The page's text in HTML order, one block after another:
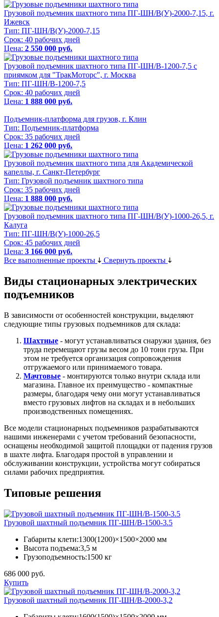
Грузовой подъемник шахтного типа ПГ-ШН/В(У)-2000-7,15, г.
Ижевск
Тип: ПГ-ШН/В(У)-2000-7,15
Срок: 40 рабочих дней
Цена: 2 550 000 руб.
Грузовой подъемник шахтного типа ПГ-ШН/В-1200-7,5 с
приямком для "ТракМоторс", г. Москва
Тип: ПГ-ШН/В-1200-7,5
Срок: 40 рабочих дней
Цена: 1 888 000 руб.
Подъемник-платформа для грузов, г. Клин
Тип: Подъемник-платформа
Срок: 35 рабочих дней
Цена: 1 262 000 руб.
Грузовой подъемник шахтного типа для Академической
капеллы, г. Санкт-Петербург
Тип: Грузовой подъемник шахтного типа
Срок: 35 рабочих дней
Цена: 1 888 000 руб.
Грузовой подъемник шахтного типа ПГ-ШН/В(У)-1000-26,5, г.
Калуга
Тип: ПГ-ШН/В(У)-1000-26,5
Срок: 45 рабочих дней
Цена: 3 166 000 руб.
Все выполненные проекты
Свернуть проекты
Виды стационарных электрических
подъемников
В зависимости от особенностей конструкции, выделяют
следующие типы грузовых подъемников для склада:
Шахтные - могут устанавливаться снаружи здания, без
труда перемещают грузы весом до 10 тонн груза. При
этом не требуется организация сопровождения
отгружаемого или принимаемого товара.
Мачтовые - монтируются только внутри склада или
магазина. Главное их преимущество - компактные
размеры, благодаря чему они могут устанавливаться
вместо грузовых лифтов на складах и в небольших
производственных помещениях.
Все модели стационарных подъемников разрабатываются
нашими инженерами с учетом требований безопасности,
оснащены необходимой защитой площадки от падения грузов
в шахте лифта. Благодаря простой в управлении и
обслуживании конструкции, устройства могут собираться
силами рабочих предприятия.
Типовые решения
Грузовой шахтный подъемник ПГ-ШН/В-1500-3.5
Габариты клети:1300(1200)×1500×2000 мм
Высота подъема:3,5 м
Грузоподъемность:1500 кг
686 000 руб.
Купить
Грузовой шахтный подъемник ПГ-ШН/В-2000-3,2